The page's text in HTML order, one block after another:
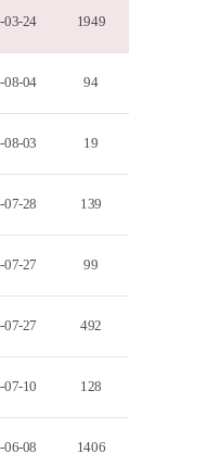
03-24 1949
08-04 94
08-03 19
07-28 139
07-27 99
07-27 492
07-10 128
06-08 1406